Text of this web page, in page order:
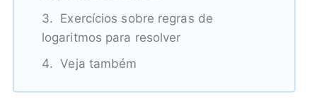
Exercícios sobre regras de
logaritmos para resolver
Veja também